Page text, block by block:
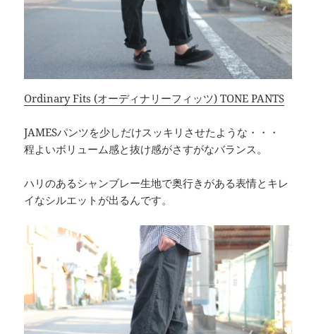
Ordinary Fits (オーディナリーフィッツ) TONE PANTS
JAMESパンツを少しだけスッキリさせたような・・・
程よいボリューム感と抜け感がさすがなバランス。
ハリのあるシャンブレー生地で奥行きがある表情とキレ
イなシルエットが出るんです。